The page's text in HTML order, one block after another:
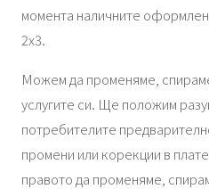
момента наличните
2x3.
Можем да променяме,
услугите си. Ще положим
потребителите
промени или корекции в
правото да променяме,